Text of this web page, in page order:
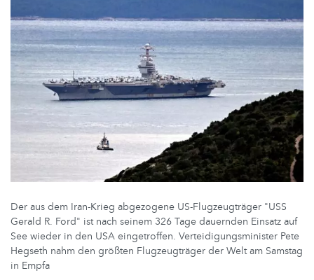
Der aus dem Iran-Krieg abgezogene US-Flugzeugträger "USS
Gerald R. Ford" ist nach seinem 326 Tage dauernden Einsatz auf
See wieder in den USA eingetroffen. Verteidigungsminister Pete
Hegseth nahm den größten Flugzeugträger der Welt am Samstag
in Empfa